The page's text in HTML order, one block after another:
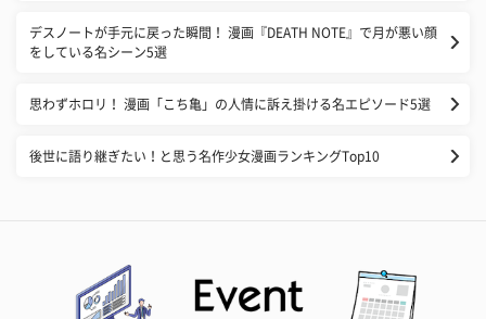
デスノートが手元に戻った瞬間！ 漫画『DEATH NOTE』で月が悪い顔
をしている名シーン5選
思わずホロリ！ 漫画「こち亀」の人情に訴え掛ける名エピソード5選
後世に語り継ぎたい！と思う名作少女漫画ランキングTop10